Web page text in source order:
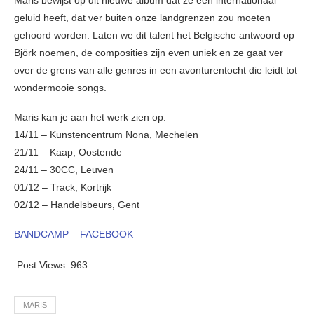
geluid heeft, dat ver buiten onze landgrenzen zou moeten
gehoord worden. Laten we dit talent het Belgische antwoord op
Björk noemen, de composities zijn even uniek en ze gaat ver
over de grens van alle genres in een avonturentocht die leidt tot
wondermooie songs.
Maris kan je aan het werk zien op:
14/11 – Kunstencentrum Nona, Mechelen
21/11 – Kaap, Oostende
24/11 – 30CC, Leuven
01/12 – Track, Kortrijk
02/12 – Handelsbeurs, Gent
BANDCAMP – FACEBOOK
Post Views: 963
MARIS